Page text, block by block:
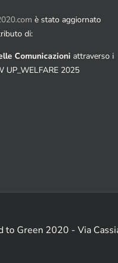
è stato aggiornato
di:
Comunicazioni attraverso i
UP_WELFARE 2025
to Green 2020 - Via